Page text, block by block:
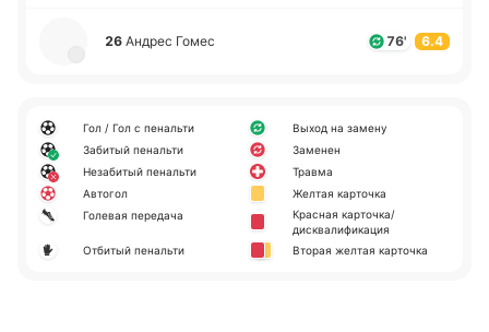
26 Андрес Гомес 76' 6.4
Гол / Гол с пенальти
Забитый пенальти
Незабитый пенальти
Автогол
Голевая передача
Отбитый пенальти
Выход на замену
Заменен
Травма
Желтая карточка
Красная карточка/
дисквалификация
Вторая желтая карточка